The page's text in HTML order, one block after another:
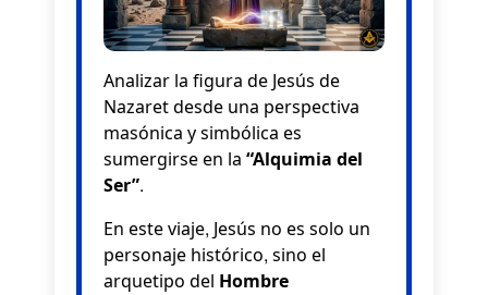
Analizar la figura de Jesús de
Nazaret desde una perspectiva
masónica y simbólica es
sumergirse en la“Alquimia del
Ser”.
En este viaje, Jesús no es solo un
personaje histórico, sino el
arquetipo del Hombre